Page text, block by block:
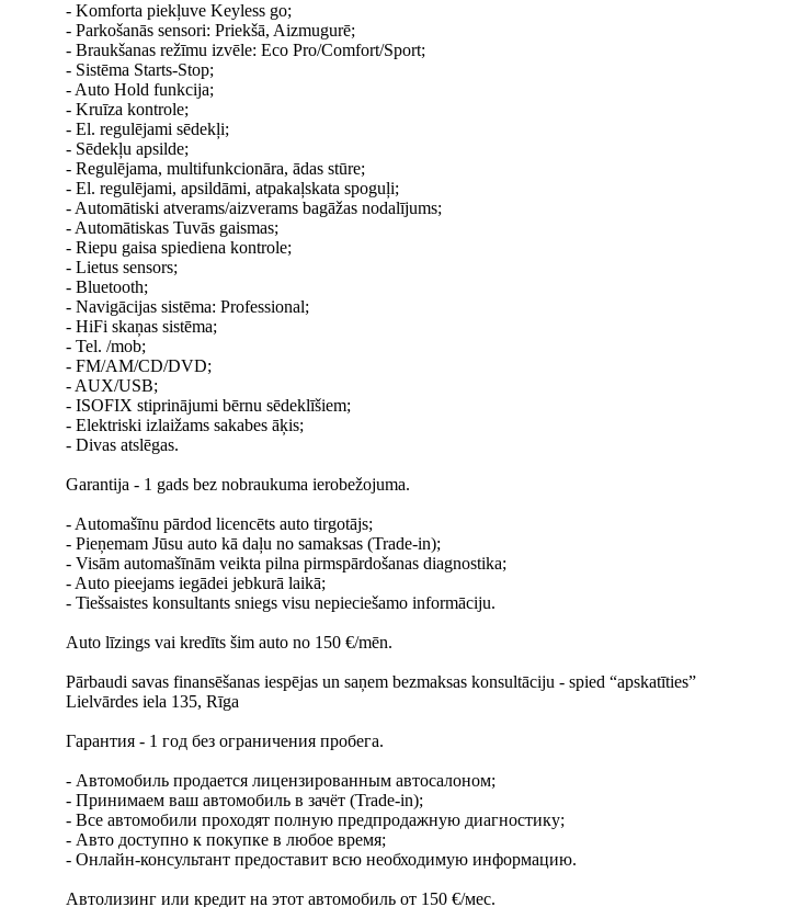
- Komforta piekļuve Keyless go;
- Parkošanās sensori: Priekšā, Aizmugurē;
- Braukšanas režīmu izvēle: Eco Pro/Comfort/Sport;
- Sistēma Starts-Stop;
- Auto Hold funkcija;
- Kruīza kontrole;
- El. regulējami sēdekļi;
- Sēdekļu apsilde;
- Regulējama, multifunkcionāra, ādas stūre;
- El. regulējami, apsildāmi, atpakaļskata spoguļi;
- Automātiski atverams/aizverams bagāžas nodalījums;
- Automātiskas Tuvās gaismas;
- Riepu gaisa spiediena kontrole;
- Lietus sensors;
- Bluetooth;
- Navigācijas sistēma: Professional;
- HiFi skaņas sistēma;
- Tel. /mob;
- FM/AM/CD/DVD;
- AUX/USB;
- ISOFIX stiprinājumi bērnu sēdeklīšiem;
- Elektriski izlaižams sakabes āķis;
- Divas atslēgas.
Garantija - 1 gads bez nobraukuma ierobežojuma.
- Automašīnu pārdod licencēts auto tirgotājs;
- Pieņemam Jūsu auto kā daļu no samaksas (Trade-in);
- Visām automašīnām veikta pilna pirmspārdošanas diagnostika;
- Auto pieejams iegādei jebkurā laikā;
- Tiešsaistes konsultants sniegs visu nepieciešamo informāciju.
Auto līzings vai kredīts šim auto no 150 €/mēn.
Pārbaudi savas finansēšanas iespējas un saņem bezmaksas konsultāciju - spied “apskatīties”
Lielvārdes iela 135, Rīga
Гарантия - 1 год без ограничения пробега.
- Автомобиль продается лицензированным автосалоном;
- Принимаем ваш автомобиль в зачёт (Trade-in);
- Все автомобили проходят полную предпродажную диагностику;
- Авто доступно к покупке в любое время;
- Онлайн-консультант предоставит всю необходимую информацию.
Автолизинг или кредит на этот автомобиль от 150 €/мес.